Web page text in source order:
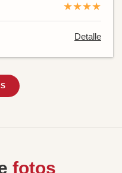
★★★★
Detalle
fotos